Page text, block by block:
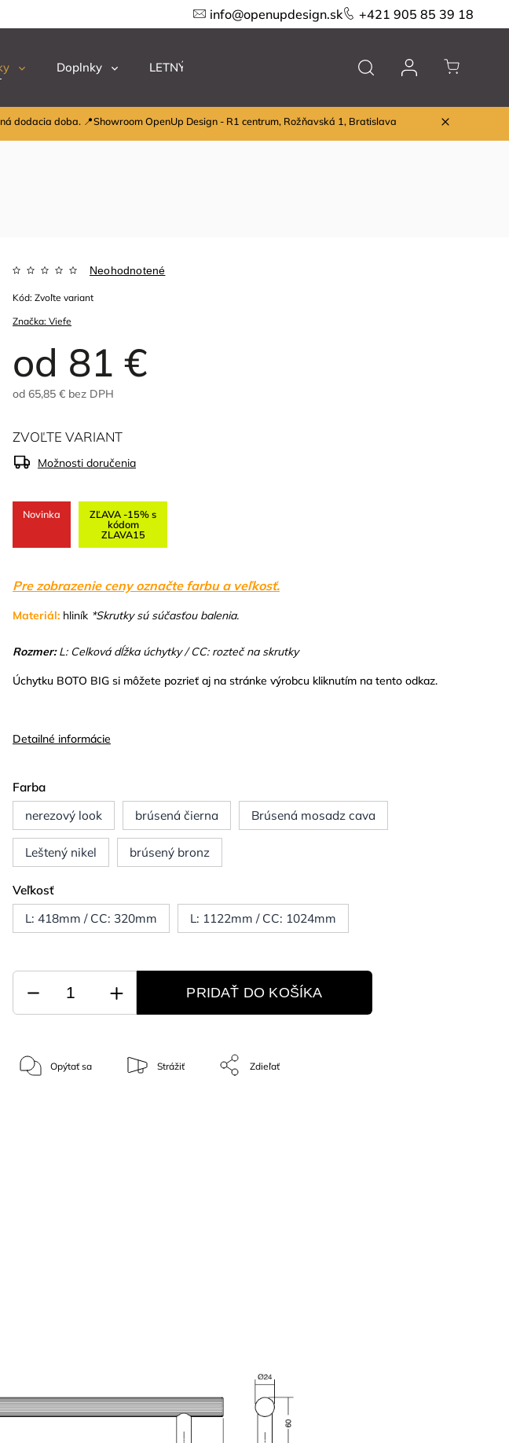
info@openupdesign.sk +421 905 85 39 18
Doplnky LETNÝ VÝPREDAJ Značky
dodacia doba. 📍Showroom OpenUp Design - R1 centrum, Rožňavská 1, Bratislava
Značka:Viefe
Neohodnotené
od 81 €
od65,85 € bez DPH
Kód: Zvoľte variant
Novinka
ZĽAVA -15% s
kódom
ZLAVA15
Pre zobrazenie ceny označte farbu a veľkosť.
Materiál: hliník *Skrutky sú súčasťou balenia.
Rozmer:L: Celková dĺžka úchytky / CC: rozteč na skrutky
Úchytku BOTO BIG si môžete pozrieť aj na stránke výrobcu kliknutím na tento odkaz.
Detailné informácie
Farba
nerezový look
brúsená čierna Brúsená mosadz cava
Leštený nikel brúsený bronz
Veľkosť
L: 418mm / CC: 320mm
L: 1122mm / CC: 1024mm
ZVOĽTE VARIANT
Možnosti doručenia
PRIDAŤ DO KOŠÍKA
Opýtať sa Strážiť Zdieľať